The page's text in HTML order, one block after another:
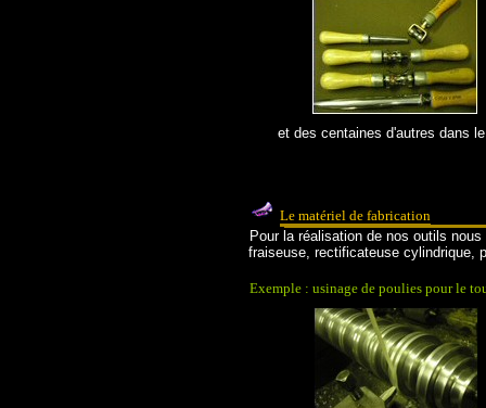
et des centaines d'autres dans
Le matériel de fabrication
Pour la réalisation de nos outils
fraiseuse, rectificateuse cylindrique,
Exemple : usinage de poulies pour le